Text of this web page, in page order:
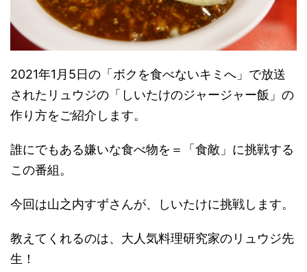
2021年1月5日の「ボクを食べないキミへ」で放送
されたリュウジの「しいたけのジャージャー飯」の
作り方をご紹介します。
誰にでもある嫌いな食べ物を＝「食敵」に挑戦する
この番組。
今回は山之内すずさんが、しいたけに挑戦します。
教えてくれるのは、大人気料理研究家のリュウジ先
生！